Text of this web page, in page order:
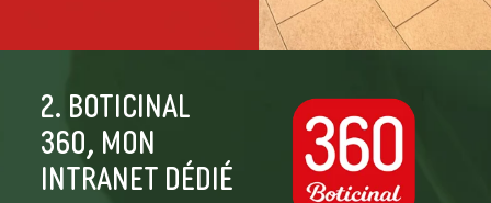
2. BOTICINAL
360, mon
INTRANET Dédié